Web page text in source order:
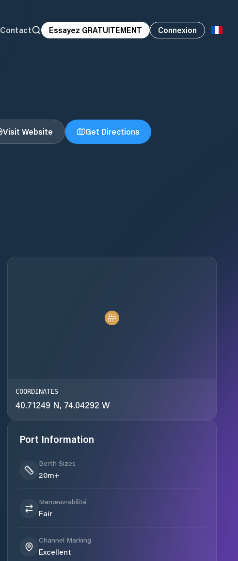
Contact Essayez GRATUITEMENT Connexion
Visit Website Get Directions
COORDINATES
40.71249 N, 74.04292 W
Port Information
Berth Sizes
20m+
Manœuvrabilité
Fair
Channel Marking
Excellent